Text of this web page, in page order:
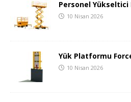
Personel
10 Nisan 2026
Yük Platformu
10 Nisan 2026